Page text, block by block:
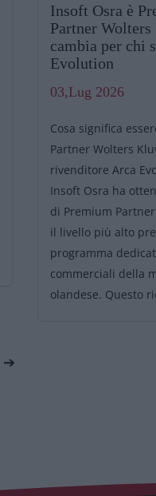
Insoft Osra è
Partner
cambia per chi
Evolution
03,Lug 2026
Cosa significa
Partner Wolters
rivenditore Arca
Insoft Osra ha
di Premium
il livello più alto
programma
commerciali della
olandese. Questo